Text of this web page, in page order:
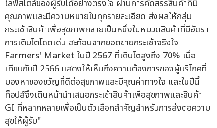
ไลฟ์สไตล์ของผู้รับได้อย่างตรงใจ ผ่านการคัดสรรสินค้าที่มี
คุณภาพและมีความหมายในทุกรายละเอียด ส่งผลให้กลุ่ม
กระเช้าสินค้าเพื่อสุขภาพกลายเป็นหนึ่งในหมวดสินค้าที่มีอัตรา
การเติบโตโดดเด่น สะท้อนจากยอดขายกระเช้าจริงใจ
Farmers' Market ในปี 2567 ที่เติบโตสูงถึง 70% เมื่อ
เทียบกับปี 2566 แสดงให้เห็นถึงความต้องการของผู้บริโภคที่
มองหาของขวัญที่ดีต่อสุขภาพและมีคุณค่าทางใจ และในปีนี้
ท็อปส์จึงเดินหน้านำเสนอกระเช้าสินค้าเพื่อสุขภาพและสินค้า
GI ที่หลากหลายเพื่อเป็นตัวเลือกสำคัญสำหรับการส่งต่อความ
สุขให้ผู้รับ"